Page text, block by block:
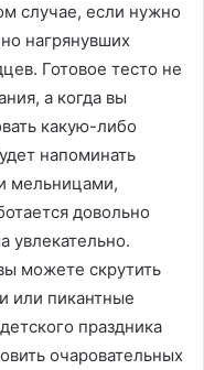
случае, если нужно
нагрянувших
Готовое тесто не
а когда вы
какую-либо
напоминать
мельницами,
довольно
увлекательно.
можете скрутить
или пикантные
праздника
очаровательных